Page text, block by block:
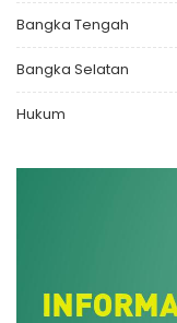
Bangka Tengah
Bangka Selatan
Hukum